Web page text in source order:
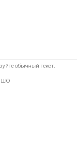
обычный текст.